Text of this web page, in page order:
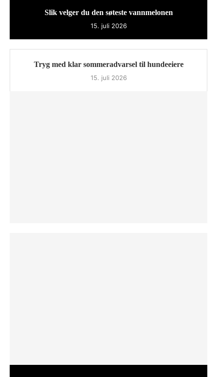
Slik velger du den søteste vannmelonen
15. juli 2026
Tryg med klar sommeradvarsel til hundeeiere
15. juli 2026